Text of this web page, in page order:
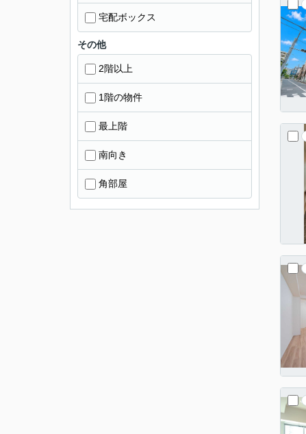
宅配ボックス
その他
2階以上
1階の物件
最上階
南向き
角部屋